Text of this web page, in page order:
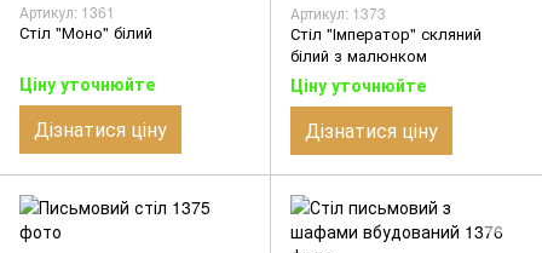
Артикул: 1361
Стіл "Моно" білий
Ціну уточнюйте
Дізнатися ціну
Артикул: 1373
Стіл "Імператор" скляний
білий з малюнком
Ціну уточнюйте
Дізнатися ціну